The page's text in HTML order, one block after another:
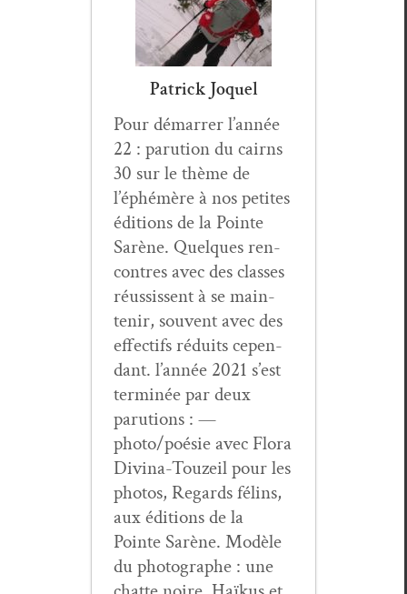
Patrick Joquel
Pour démar­rer l’année
22 : paru­tion du cairns
30 sur le thème de
l’éphémère à nos petites
édi­tions de la Pointe
Sarène. Quelques ren­
con­tres avec des class­es
réus­sis­sent à se main­
tenir, sou­vent avec des
effec­tifs réduits cepen­
dant. l’année 2021 s’est
ter­minée par deux
paru­tions : —
photo/poésie avec Flo­ra
Div­ina-Touzeil pour les
pho­tos, Regards félins,
aux édi­tions de la
Pointe Sarène. Mod­èle
du pho­tographe : une